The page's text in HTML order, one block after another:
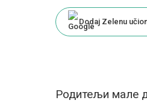
Dodaj Zelenu
Родитељи мале